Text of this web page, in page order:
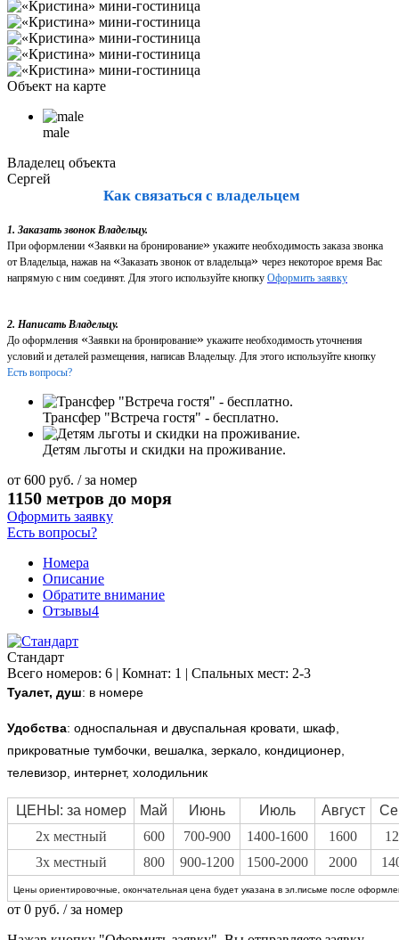
Объект на карте
male
Владелец объекта
Сергей
Как связаться с владельцем
1. Заказать звонок Владельцу.
При оформлении «Заявки на бронирование» укажите необходимость заказа звонка
от Владельца, нажав на «Заказать звонок от владельца» через некоторое время Вас
напрямую с ним соединят. Для этого используйте кнопку Оформить заявку
2. Написать Владельцу.
До оформления «Заявки на бронирование» укажите необходимость уточнения
условий и деталей размещения, написав Владельцу. Для этого используйте кнопку
Есть вопросы?
Трансфер "Встреча гостя" - бесплатно.
Детям льготы и скидки на проживание.
от 600 руб. / за номер
1150 метров до моря
Оформить заявку
Есть вопросы?
Номера
Описание
Обратите внимание
Отзывы4
Стандарт
Всего номеров: 6 | Комнат: 1 | Спальных мест: 2-3
Туалет, душ: в номере
Удобства: односпальная и двуспальная кровати, шкаф,
прикроватные тумбочки, вешалка, зеркало, кондиционер,
телевизор, интернет, холодильник
ЦЕНЫ: за номер Май Июнь Июль Август
2х местный
600 700-900 1400-1600 1600
3х местный
800 900-1200 1500-2000 2000
Цены ориентировочные, окончательная цена будет указана в эл.письме после
от 0 руб. / за номер